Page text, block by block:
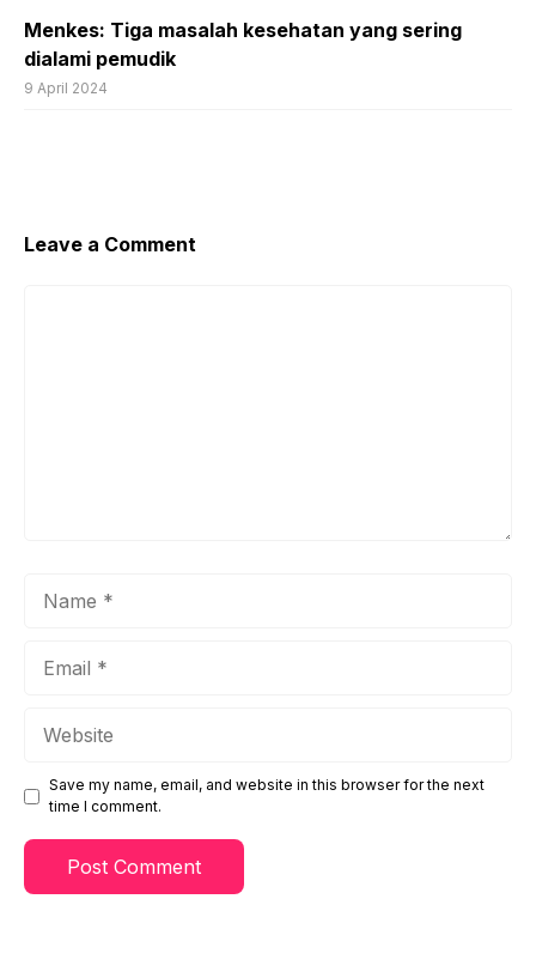
Menkes: Tiga masalah kesehatan yang sering
dialami pemudik
9 April 2024
Leave a Comment
Save my name, email, and website in this browser for the next
time I comment.